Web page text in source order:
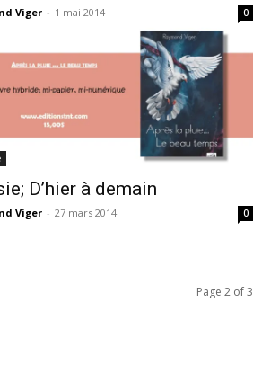
Viger - 1 mai 2014 0
D’hier à demain
Viger - 27 mars 2014 0
Page 2 of 3